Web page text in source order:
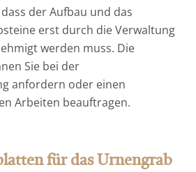
der Aufbau und das
erst durch die Verwaltung
werden muss. Die
Sie bei der
anfordern oder einen
Arbeiten beauftragen.
für das Urnengrab